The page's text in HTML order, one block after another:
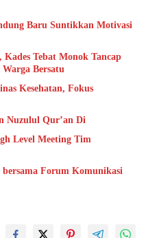
Baru Suntikkan Motivasi
Tebat Monok Tancap
Bersatu
Kesehatan, Fokus
Nuzulul Qur’an Di
Level Meeting Tim
Forum Komunikasi